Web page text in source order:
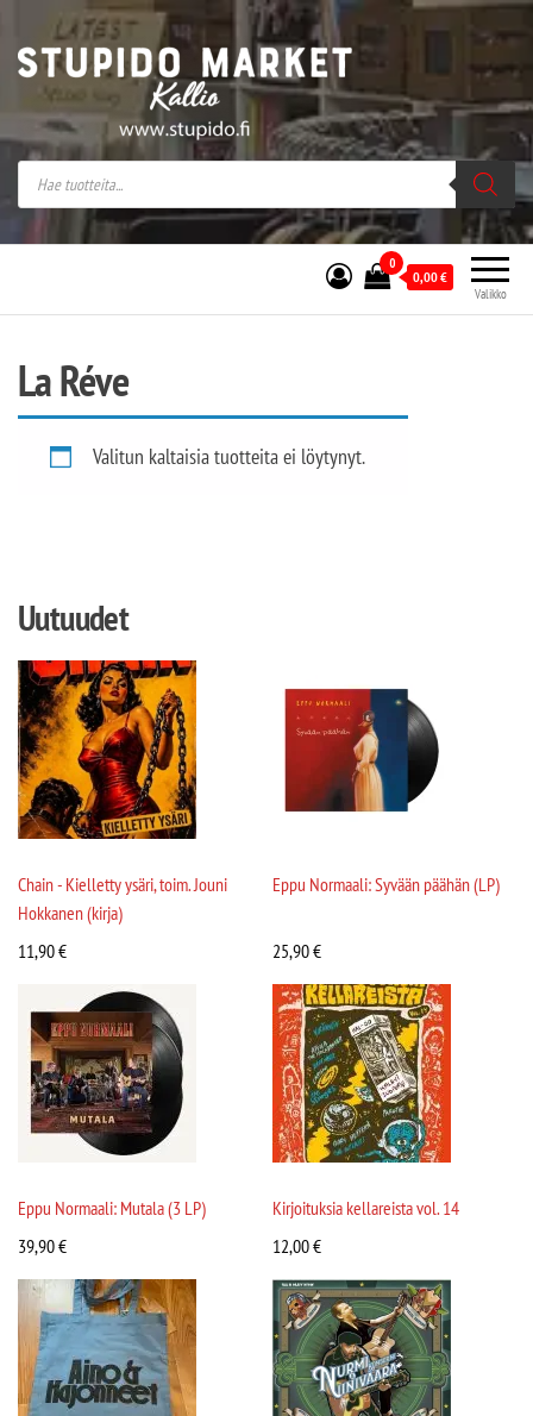
Stupido Market – verkossa ja kivijalassa
Stupido Market on vaihtoehtomusaan
erikoistunut verkko- sekä
kivijalkakauppa Helsingissä Kallion
sydämessä.
Valikko
0
0,00€
La Réve
Valitun kaltaisia tuotteita ei löytynyt.
Uutuudet
Chain - Kielletty ysäri, toim. Jouni
Hokkanen (kirja)
11,90€
Eppu Normaali: Syvään päähän (LP)
25,90€
Eppu Normaali: Mutala (3 LP)
39,90€
Kirjoituksia kellareista vol. 14
12,00€